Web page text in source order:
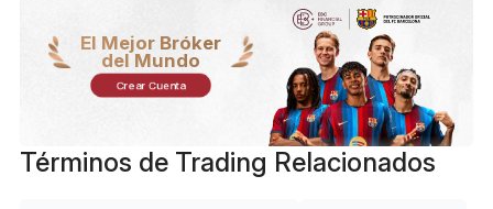
El Mejor Bróker
del Mundo
Crear Cuenta
Términos de Trading Relacionados